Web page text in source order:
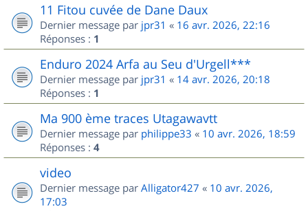
11 Fitou cuvée de Dane Daux
Dernier message par jpr31 « 16 avr. 2026, 22:16
Réponses : 1
Enduro 2024 Arfa au Seu d'Urgell***
Dernier message par jpr31 « 14 avr. 2026, 20:18
Réponses : 1
Ma 900 ème traces Utagawavtt
Dernier message par philippe33 « 10 avr. 2026, 18:59
Réponses : 4
video
Dernier message par Alligator427 « 10 avr. 2026,
17:03